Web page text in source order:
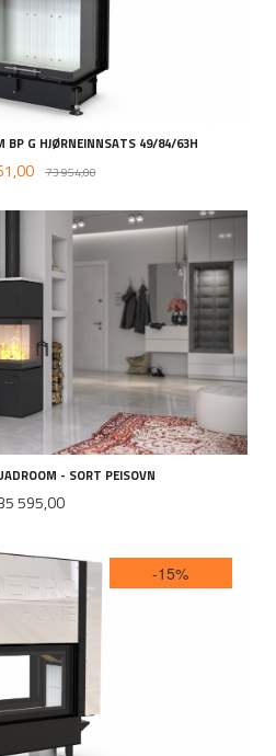
BP G HJØRNEINNSATS 49/84/63H
73 954,00Rabatt
- SORT PEISOVN
595,00
-15%